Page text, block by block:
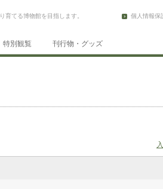
育てる博物館を目指します。
特別観覧 刊行物・グッズ
個人情報保